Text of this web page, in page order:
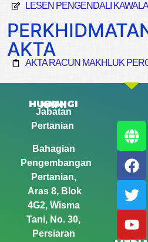
LESEN PENGENDALI
AKTA
AKTA RACUN MAKHLUK
HUBUNGI KAMI
Jabatan
Pertanian
Bahagian
Pengembangan
Pertanian,
Aras 8, Blok
4G2, Wisma
Tani, No. 30,
Persiaran